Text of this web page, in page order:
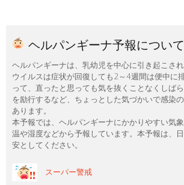
ヘルパンギーナ予報について
ヘルパンギーナは、乳幼児を中心に引き起こさ
ウイルスは症状が回復しても2～4週間は便中に
って、直ったと思っても気を抜くことなくしば
を励行するなど、ちょっとした気づかいで感染
あります。
本予報では、ヘルパンギーナにかかりやすい気
温や湿度などから予報しています。本予報は、
安としてください。
スーパー警戒